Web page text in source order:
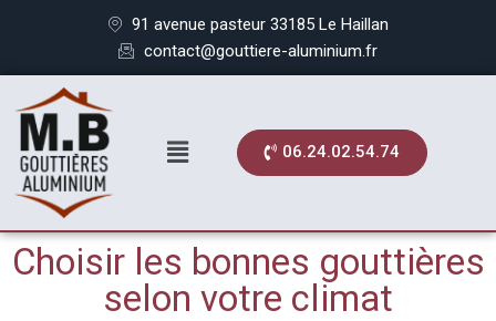
91 avenue pasteur 33185 Le Haillan
contact@gouttiere-aluminium.fr
06.24.02.54.74
Choisir les bonnes gouttières
selon votre climat